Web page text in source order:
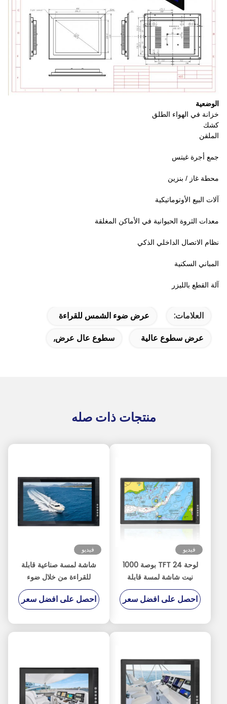
الوضعية
خزانة في الهواء الطلق
كشك
الملقن
جمع أجرة غيتس
محطة غاز / بنزين
آلات البيع الأوتوماتيكية
معدات الثروة الحيوانية في الأماكن المغلقة
نظام الاتصال الداخلي الذكي
المباني السكنية
آلة القطع بالليزر
العلامات:
عرض ضوء الشمس للقراءة
عرض سطوع عالية
سطوع عال عرض,
منتجات ذات صله
فيديو
لوحة TFT 24 بوصة 1000
نيت شاشة لمسة قابلة
للقراءة من قبل أشعة
الشمس لسفن الصيد
الملاحة
احصل على افضل سعر
فيديو
شاشة لمسة صناعية قابلة
للقراءة من خلال ضوء
الشمس بمقدار 1000 نيت
مع ربط بصري وارتفاع
احصل على افضل سعر